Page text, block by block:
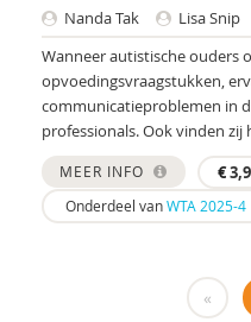
Jacqueline Bailly
Stella Balci
H.K. Beetsma
Manon Begeer
Sander Begeer
Nanda Tak
Lisa Snip
Wanneer autistische ouders
opvoedingsvraagstukken,
communicatieproblemen in
professionals. Ook vinden zij
MEER INFO €
Onderdeel vanWTA 2025-4
«